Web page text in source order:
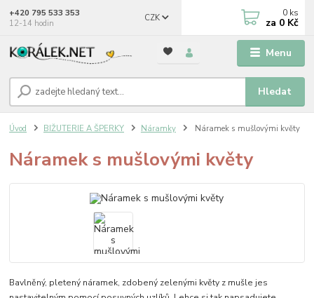
Menu
CZK
Hledat
+420 795 533 353
12-14 hodin
0 ks
za 0 Kč
Úvod BIŽUTERIE A ŠPERKY Náramky Náramek s mušlovými květy
Náramek s mušlovými květy
Bavlněný, pletený náramek, zdobený zelenými květy z mušle jes